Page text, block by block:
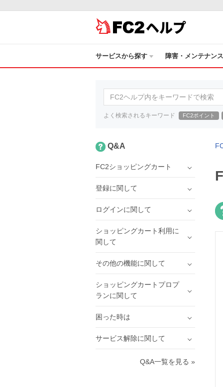
ヘルプ
サービスから探す 障害・メンテナン
よく検索されるキーワード FC2ポイント
Q&A
FC2ショッピングカート
登録に関して
ログインに関して
ショッピングカート利用に
関して
その他の機能に関して
ショッピングカートプロプ
ランに関して
困った時は
サービス解除に関して
Q&A一覧を見る »